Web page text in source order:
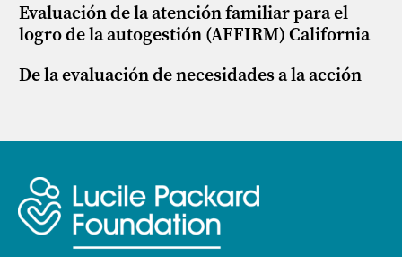
Evaluación de la atención familiar para el
logro de la autogestión (AFFIRM) California
De la evaluación de necesidades a la acción